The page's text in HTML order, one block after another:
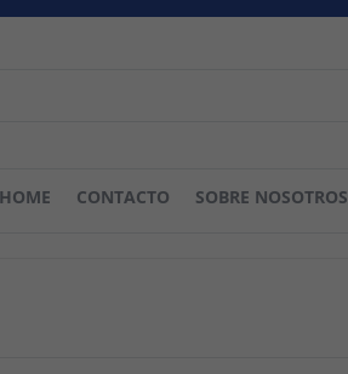
HOME CONTACTO SOBRE NOSOTROS